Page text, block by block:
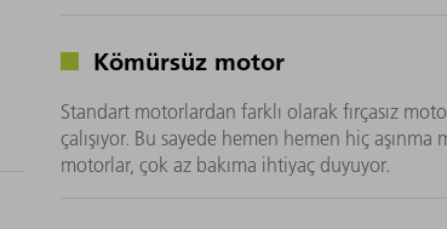
Kömürsüz motor
Standart motorlardan farklı olarak fırçasız
çalışıyor. Bu sayede hemen hemen hiç
motorlar, çok az bakıma ihtiyaç duyuyor.